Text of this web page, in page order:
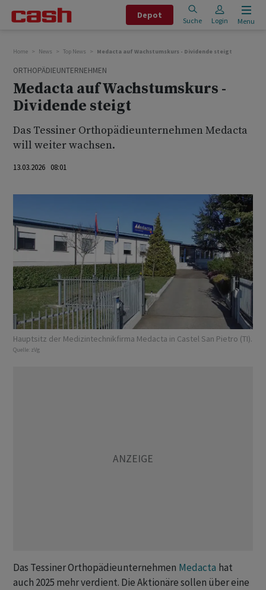
Depot
Suche Login Menu
Home News Top News Medacta auf Wachstumskurs - Dividende steigt
ORTHOPÄDIEUNTERNEHMEN
Medacta auf Wachstumskurs -
Dividende steigt
Das Tessiner Orthopädieunternehmen Medacta
will weiter wachsen.
13.03.2026 08:01
Hauptsitz der Medizintechnikfirma Medacta in Castel San Pietro (TI).
Quelle: zVg
Das Tessiner Orthopädieunternehmen Medacta hat
auch 2025 mehr verdient. Die Aktionäre sollen über eine